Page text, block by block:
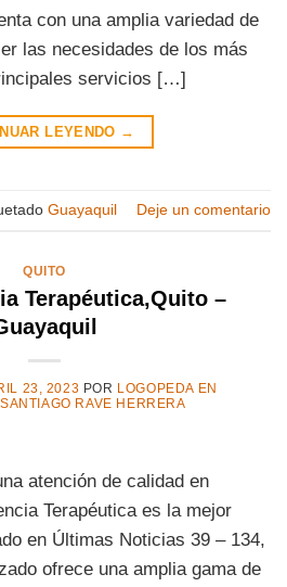
con una amplia variedad de
las necesidades de los más
servicios […]
LEYENDO →
Guayaquil Deje un comentario
QUITO
Terapéutica,Quito –
23, 2023 POR LOGOPEDA EN
RAVE HERRERA
atención de calidad en
Terapéutica es la mejor
en Últimas Noticias 39 – 134,
ofrece una amplia gama de